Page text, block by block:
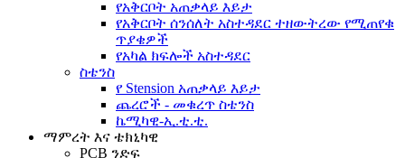
የአቅርቦት አጠቃላይ እይታ
የአቅርቦት ሰንሰለት አስተዳደር ተዘውትረው የሚጠየቁ
ጥያቄዎች
የአካል ክፍሎች አስተዳደር
ስቴንስ
የ Stension አጠቃላይ እይታ
ጨረሮች - መቁረጥ ስቴንስ
ኬሚካዊ-ኢ.ቲ.ቲ.
ማምረት እና ቴክኒካዊ
PCB ንድፍ